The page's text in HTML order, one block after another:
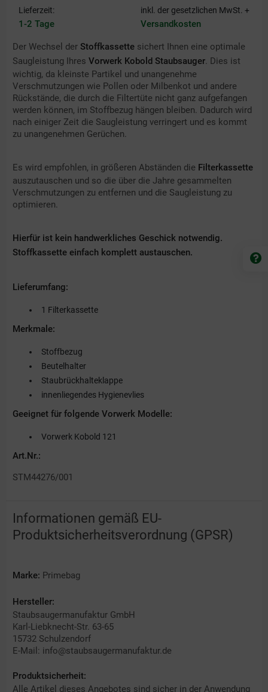
Lieferzeit:
1-2 Tage
inkl. der gesetzlichen MwSt. +
Versandkosten
Der Wechsel der Stoffkassettesichert Ihnen eine optimale
Saugleistung Ihres Vorwerk Kobold Staubsauger. Dies ist
wichtig, da kleinste Partikel und unangenehme
Verschmutzungen wie Pollen oder Milbenkot und andere
Rückstände, die durch die Filtertüte nicht ganz aufgefangen
werden können, im Stoffbezug hängen bleiben. Dadurch wird
nach einiger Zeit die Saugleistung verringert und es kommt
zu unangenehmen Gerüchen.
Es wird empfohlen, in größeren Abständen die Filterkassette
auszutauschen und so die über die Jahre gesammelten
Verschmutzungen zu entfernen und die Saugleistung zu
optimieren.
Hierfür ist kein handwerkliches Geschick notwendig.
Stoffkassette einfach komplett austauschen.
Lieferumfang:
1 Filterkassette
Merkmale:
Stoffbezug
Beutelhalter
Staubrückhalteklappe
innenliegendes Hygienevlies
Geeignet für folgende Vorwerk Modelle:
Vorwerk Kobold 121
Art.Nr.:
STM44276/001
Informationen gemäß EU-
Produktsicherheitsverordnung (GPSR)
Marke: Primebag
Hersteller:
Staubsaugermanufaktur GmbH
Karl-Liebknecht-Str. 63-65
15732 Schulzendorf
E-Mail: info@staubsaugermanufaktur.de
Produktsicherheit:
Alle Artikel dieses Angebotes sind sicher in der Anwendung